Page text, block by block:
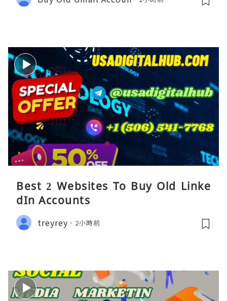
Best 2 Websites To Buy Old Linke
dIn Accounts
treyrey 2小時前